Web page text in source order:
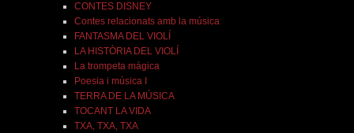
CONTES DISNEY
Contes relacionats amb la música
FANTASMA DEL VIOLÍ
LA HISTÒRIA DEL VIOLÍ
La trompeta mágica
Poesia i música I
TERRA DE LA MÚSICA
TOCANT LA VIDA
TXA, TXA, TXA